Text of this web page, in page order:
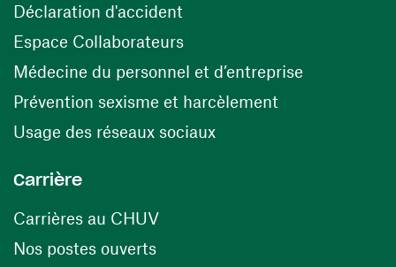
Déclaration d'accident
Espace Collaborateurs(ouvre une nouvelle fenêtre)
Médecine du personnel et d’entreprise
Prévention sexisme et harcèlement
Usage des réseaux sociaux(ouvre une nouvelle
Carrière
Carrières au CHUV(ouvre une nouvelle fenêtre)
Nos postes ouverts(ouvre une nouvelle fenêtre)